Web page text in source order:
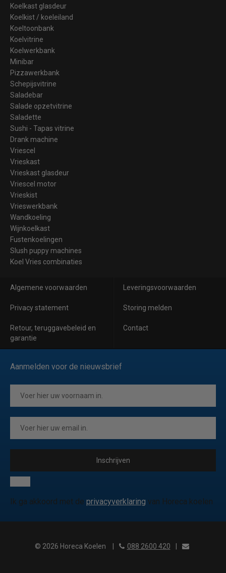
Koelkast glasdeur
Koelkist / koeleiland
Koeltoonbank
Koelvitrine
Koelwerkbank
Minibar
Pizzawerkbank
Schepijsvitrine
Saladebar
Salade opzetvitrine
Saladette
Sushi - Tapas vitrine
Drank machine
Vriescel
Vrieskast
Vrieskast glasdeur
Vriescel motor
Vrieskist
Vrieswerkbank
Wandkoeling
Wijnkoelkast
Fustenkoelingen
Slush puppy machines
Koel Vries combinaties
Algemene voorwaarden Leveringsvoorwaarden
Privacy statement Storing melden
Retour, teruggavebeleid en
garantie
Contact
Aanmelden voor de nieuwsbrief
Inschrijven
Ik ga akkoord met de privacyverklaring van Horeca koelen
© 2026 Horeca Koelen 088 2600 420